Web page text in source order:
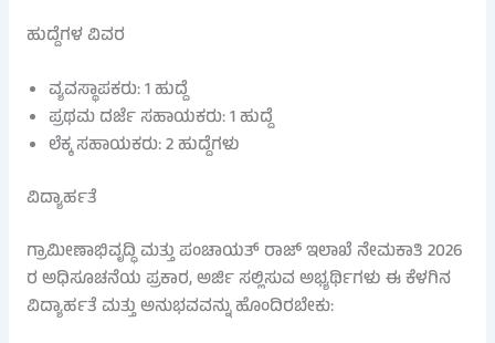
ಹುದ್ದೆಗಳ ವಿವರ
ವ್ಯವಸ್ಥಾಪಕರು: 1 ಹುದ್ದೆ
ಪ್ರಥಮ ದರ್ಜೆ ಸಹಾಯಕರು: 1 ಹುದ್ದೆ
ಲೆಕ್ಕ ಸಹಾಯಕರು: 2 ಹುದ್ದೆಗಳು
ವಿದ್ಯಾರ್ಹತೆ
ಗ್ರಾಮೀಣಾಭಿವೃದ್ಧಿ ಮತ್ತು ಪಂಚಾಯತ್ ರಾಜ್ ಇಲಾಖೆ ನೇಮಕಾತಿ 2026
ರ ಅಧಿಸೂಚನೆಯ ಪ್ರಕಾರ, ಅರ್ಜಿ ಸಲ್ಲಿಸುವ ಅಭ್ಯರ್ಥಿಗಳು ಈ ಕೆಳಗಿನ
ವಿದ್ಯಾರ್ಹತೆ ಮತ್ತು ಅನುಭವವನ್ನು ಹೊಂದಿರಬೇಕು: